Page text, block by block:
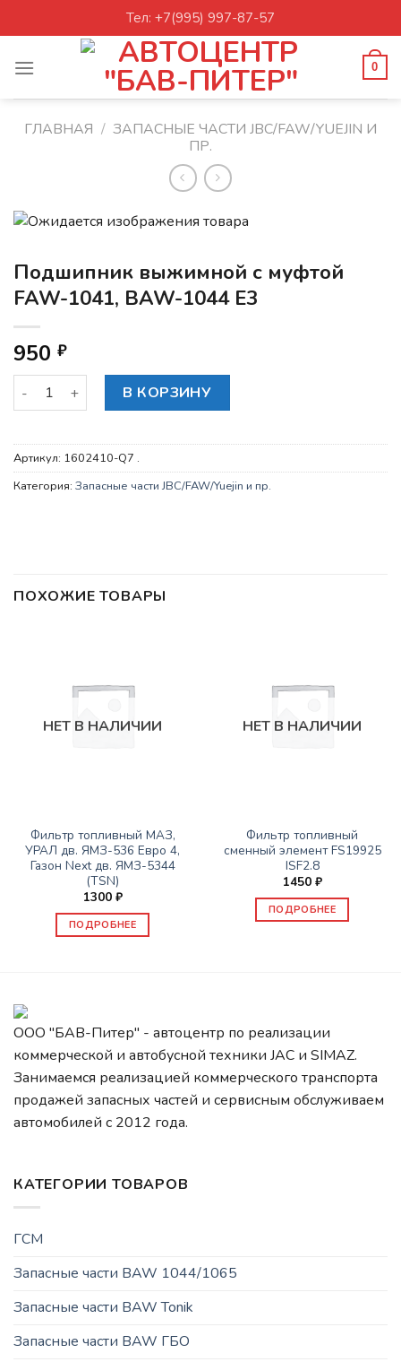
to
Тел: +7(995) 997-87-57
0
ГЛАВНАЯ / ЗАПАСНЫЕ ЧАСТИ JBC/FAW/YUEJIN И
ПР.
Подшипник выжимной с муфтой
FAW-1041, BAW-1044 E3
950 ₽
Количество товара Подшипник выжимной с муфтой FAW-
В КОРЗИНУ
Артикул: 1602410-Q7 .
Категория: Запасные части JBC/FAW/Yuejin и пр.
ПОХОЖИЕ ТОВАРЫ
НЕТ В НАЛИЧИИ
Фильтр топливный МАЗ,
УРАЛ дв. ЯМЗ-536 Евро 4,
Газон Next дв. ЯМЗ-5344
(TSN)
1300 ₽
ПОДРОБНЕЕ
НЕТ В НАЛИЧИИ
Фильтр топливный
сменный элемент FS19925
ISF2.8
1450 ₽
ПОДРОБНЕЕ
ООО "БАВ-Питер" - автоцентр по реализации
коммерческой и автобусной техники JAC и SIMAZ.
Занимаемся реализацией коммерческого транспорта
продажей запасных частей и сервисным обслуживаем
автомобилей c 2012 года.
КАТЕГОРИИ ТОВАРОВ
ГСМ
Запасные части BAW 1044/1065
Запасные части BAW Tonik
Запасные части BAW ГБО